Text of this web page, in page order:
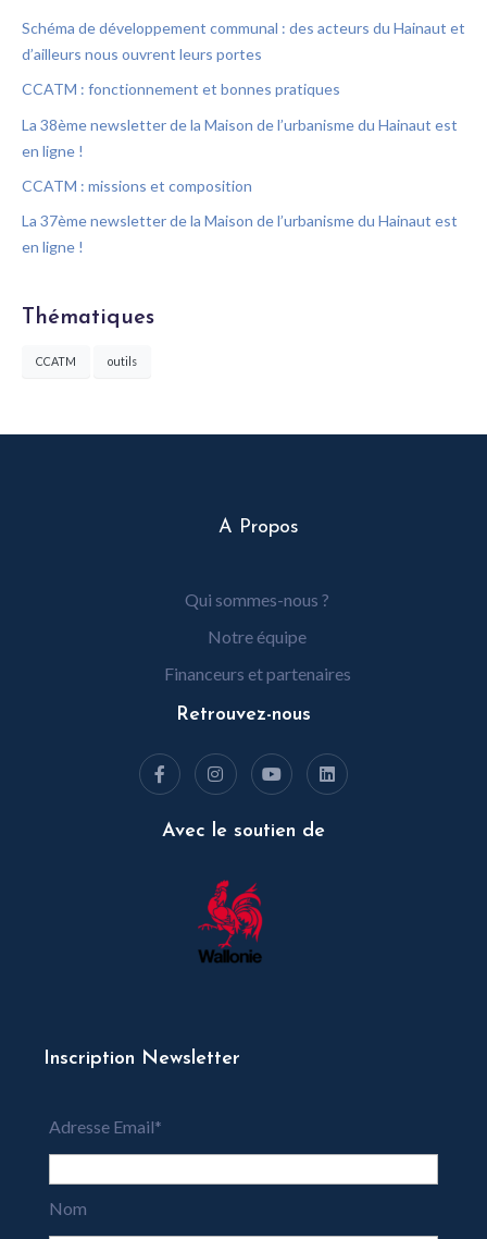
Schéma de développement communal : des acteurs du Hainaut et
d’ailleurs nous ouvrent leurs portes
CCATM : fonctionnement et bonnes pratiques
La 38ème newsletter de la Maison de l’urbanisme du Hainaut est
en ligne !
CCATM : missions et composition
La 37ème newsletter de la Maison de l’urbanisme du Hainaut est
en ligne !
Thématiques
CCATM outils
Inscription Newsletter
Adresse Email*
Nom
A Propos
Qui sommes-nous ?
Notre équipe
Financeurs et partenaires
Retrouvez-nous
Avec le soutien de